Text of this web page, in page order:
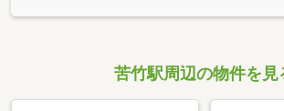
苦竹駅周辺の物件を見